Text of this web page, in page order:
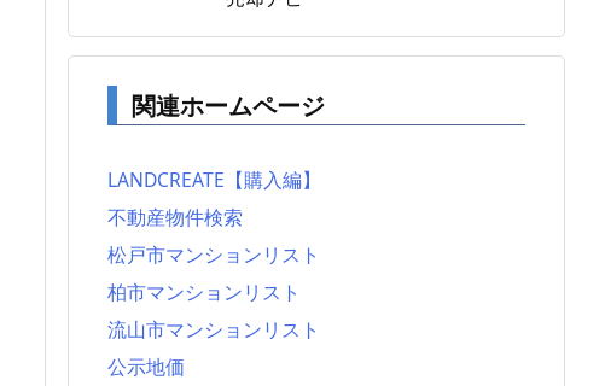
関連ホームページ
LANDCREATE【購入編】
不動産物件検索
松戸市マンションリスト
柏市マンションリスト
流山市マンションリスト
公示地価